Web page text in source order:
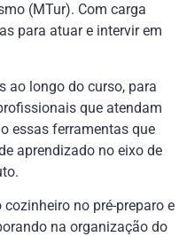
(MTur). Com carga
para atuar e intervir em
ao longo do curso, para
que atendam
essas ferramentas que
aprendizado no eixo de
no pré-preparo e
na organização do